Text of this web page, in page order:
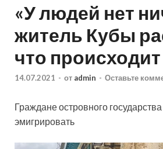
«У людей нет
житель Кубы
что
14.07.2021 - от admin - Оставьте
Граждане островного
эмигрировать